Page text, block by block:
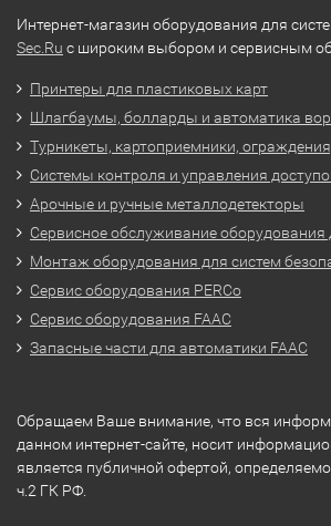
Интернет-магазин оборудования для
Sec.Ru с широким выбором и сервисным
Принтеры для пластиковых карт
Шлагбаумы, болларды и автоматика
Турникеты, картоприемники,
Системы контроля и управления
Арочные и ручные металлодетекторы
Сервисное обслуживание оборудования
Монтаж оборудования для систем
Сервис оборудования PERCo
Сервис оборудования FAAC
Запасные части для автоматики FAAC
Обращаем Ваше внимание, что вся
данном интернет-сайте, носит
является публичной офертой,
ч.2 ГК РФ.